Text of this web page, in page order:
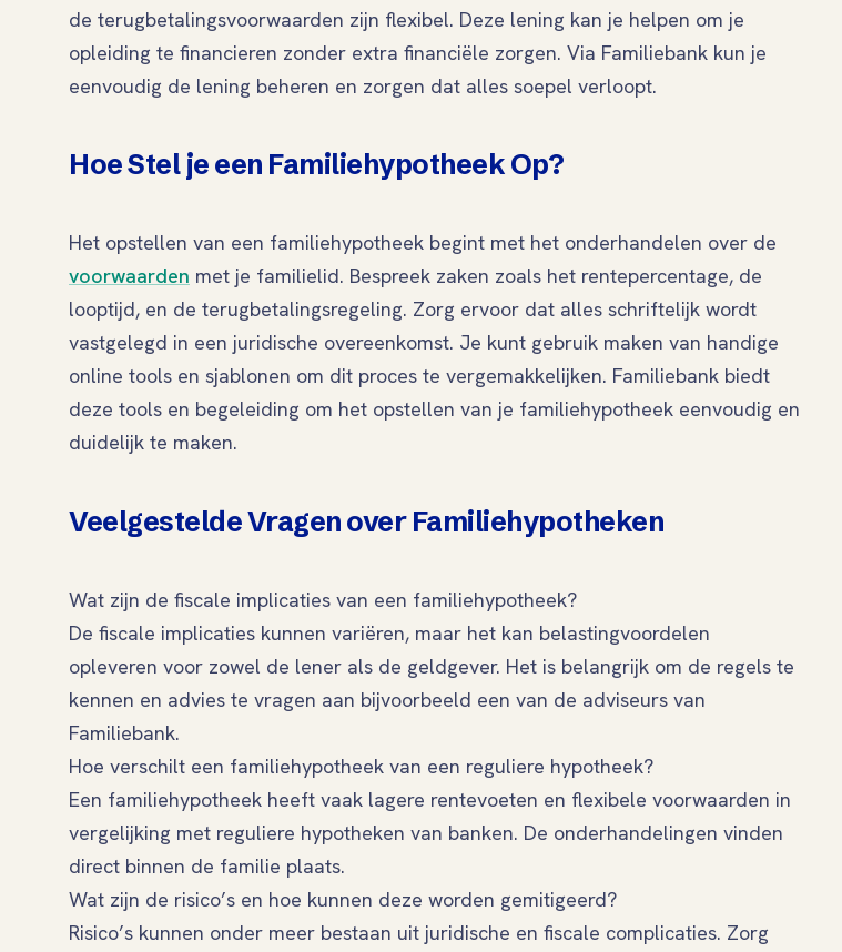
de terugbetalingsvoorwaarden zijn flexibel. Deze lening kan je helpen om je
opleiding te financieren zonder extra financiële zorgen. Via Familiebank kun je
eenvoudig de lening beheren en zorgen dat alles soepel verloopt.
Hoe Stel je een Familiehypotheek Op?
Het opstellen van een familiehypotheek begint met het onderhandelen over de
voorwaarden met je familielid. Bespreek zaken zoals het rentepercentage, de
looptijd, en de terugbetalingsregeling. Zorg ervoor dat alles schriftelijk wordt
vastgelegd in een juridische overeenkomst. Je kunt gebruik maken van handige
online tools en sjablonen om dit proces te vergemakkelijken. Familiebank biedt
deze tools en begeleiding om het opstellen van je familiehypotheek eenvoudig en
duidelijk te maken.
Veelgestelde Vragen over Familiehypotheken
Wat zijn de fiscale implicaties van een familiehypotheek?
De fiscale implicaties kunnen variëren, maar het kan belastingvoordelen
opleveren voor zowel de lener als de geldgever. Het is belangrijk om de regels te
kennen en advies te vragen aan bijvoorbeeld een van de adviseurs van
Familiebank.
Hoe verschilt een familiehypotheek van een reguliere hypotheek?
Een familiehypotheek heeft vaak lagere rentevoeten en flexibele voorwaarden in
vergelijking met reguliere hypotheken van banken. De onderhandelingen vinden
direct binnen de familie plaats.
Wat zijn de risico’s en hoe kunnen deze worden gemitigeerd?
Risico’s kunnen onder meer bestaan uit juridische en fiscale complicaties. Zorg